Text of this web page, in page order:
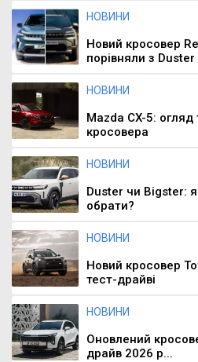
НОВИНИ
Новий кросовер
порівняли з Duster
НОВИНИ
Mazda CX-5: огляд
кросовера
НОВИНИ
Duster чи Bigster:
обрати?
НОВИНИ
Новий кросовер
тест-драйві
НОВИНИ
Оновлений
драйв 2026 р...